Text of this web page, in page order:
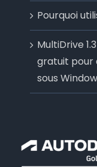
Pourquoi
MultiDrive
gratuit pour
sous